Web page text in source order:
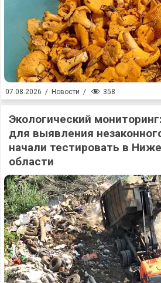
07.08.2026 / Новости / 358
Экологический
для выявления
начали тестировать в
области